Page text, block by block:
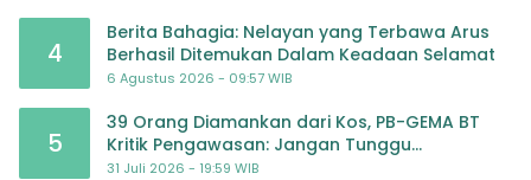
4
Berita Bahagia: Nelayan yang Terbawa Arus
Berhasil Ditemukan Dalam Keadaan Selamat
6 Agustus 2026 - 09:57 WIB
5
39 Orang Diamankan dari Kos, PB-GEMA BT
Kritik Pengawasan: Jangan Tunggu
Masyarakat Bergerak Baru Negara Bertindak
31 Juli 2026 - 19:59 WIB